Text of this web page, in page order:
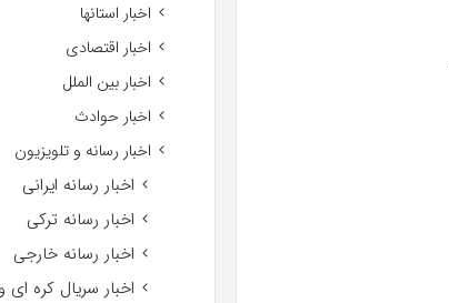
اخبار استانها
اخبار اقتصادی
اخبار بین الملل
اخبار حوادث
اخبار رسانه و تلویزیون
اخبار رسانه ایرانی
اخبار رسانه ترکی
اخبار رسانه خارجی
اخبار سریال کره ای